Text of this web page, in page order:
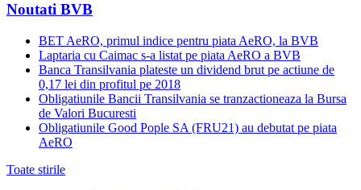
Noutati BVB
BET AeRO, primul indice pentru piata AeRO, la BVB
Laptaria cu Caimac s-a listat pe piata AeRO a BVB
Banca Transilvania plateste un dividend brut pe actiune de
0,17 lei din profitul pe 2018
Obligatiunile Bancii Transilvania se tranzactioneaza la Bursa
de Valori Bucuresti
Obligatiunile Good Pople SA (FRU21) au debutat pe piata
AeRO
Toate stirile